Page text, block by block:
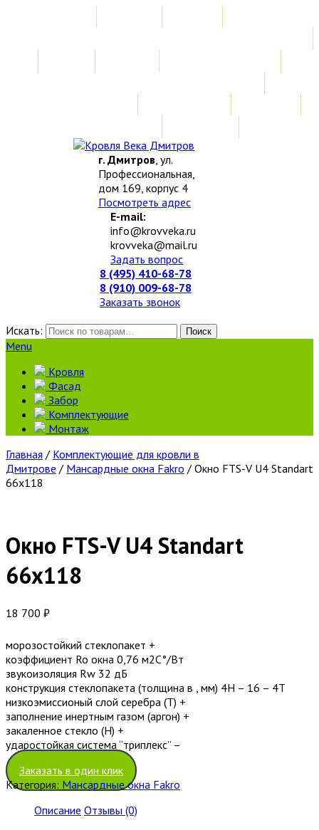
г. Дмитров, ул.
Профессиональная,
дом 169, корпус 4
Посмотреть адрес
E-mail:
info@krovveka.ru
krovveka@mail.ru
Задать вопрос
8 (495) 410-68-78
8 (910) 009-68-78
Заказать звонок
Искать:
Поиск
Menu
Кровля
Фасад
Забор
Комплектующие
Монтаж
Главная / Комплектующие для кровли в
Дмитрове / Мансардные окна Fakro / Окно FTS-V U4 Standart
66х118
Окно FTS-V U4 Standart
66х118
18 700 ₽
морозостойкий стеклопакет +
коэффициент Ro окна 0,76 м2С°/Вт
звукоизоляция Rw 32 дБ
конструкция стеклопакета (толщина в , мм) 4H – 16 – 4T
низкоэмиссионый слой серебра (T) +
заполнение инертным газом (аргон) +
закаленное стекло (H) +
ударостойкая система “триплекс” –
Заказать в один клик
Категория: Мансардные окна Fakro
Описание Отзывы (0)